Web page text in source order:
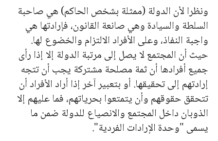
ونظرا لأن الدولة (ممثلة بشخص الحاكم) هي صاحبة
السلطة والسيادة وهي صانعة القانون، فإرادتها هي
واجبة النفاذ، وعلى الأفراد الالتزام والخضوع لها.
حيث أن المجتمع لا يصل إلى مرتبة الدولة إلا إذا رأى
جميع أفرادها أن ثمة مصلحة مشتركة يجب أن تتجه
إرادتهم إلى تحقيقها. أو بتعبير آخر إذا أراد الأفراد أن
تتحقق حقوقهم وأن يتمتعوا بحرياتهم، فما عليهم إلا
الذوبان داخل المجتمع والانصياع للدولة ضمن ما
يسمى "وحدة الإرادات الفردية".